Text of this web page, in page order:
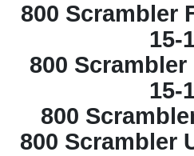
800 Scrambler
15-
800
15-
800
800 Scrambler